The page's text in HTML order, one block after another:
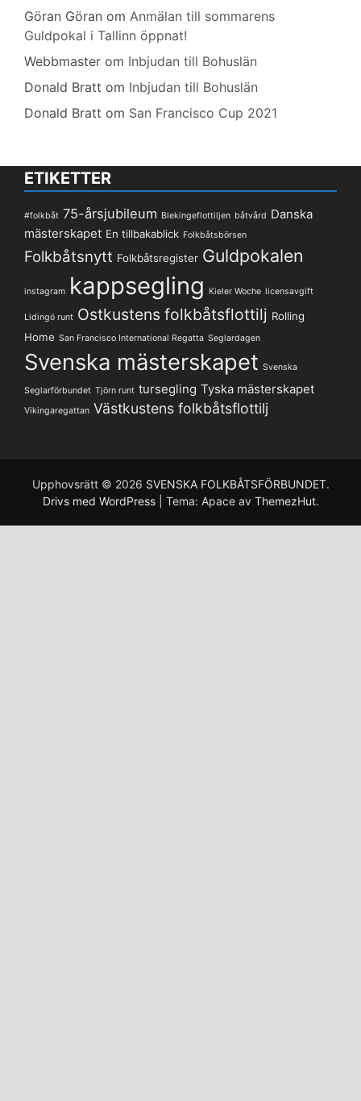
Göran Göran om Anmälan till sommarens
Guldpokal i Tallinn öppnat!
Webbmaster om Inbjudan till Bohuslän
Donald Bratt om Inbjudan till Bohuslän
Donald Bratt om San Francisco Cup 2021
ETIKETTER
#folkbåt 75-årsjubileum Blekingeflottiljen båtvård Danska
mästerskapet En tillbakablick Folkbåtsbörsen
Folkbåtsnytt Folkbåtsregister Guldpokalen
instagram kappsegling Kieler Woche licensavgift
Lidingö runt Ostkustens folkbåtsflottilj Rolling
Home San Francisco International Regatta Seglardagen
Svenska mästerskapet Svenska
Seglarförbundet Tjörn runt tursegling Tyska mästerskapet
Vikingaregattan Västkustens folkbåtsflottilj
Upphovsrätt © 2026 SVENSKA FOLKBÅTSFÖRBUNDET.
Drivs med WordPress
Tema: Apace av ThemezHut.